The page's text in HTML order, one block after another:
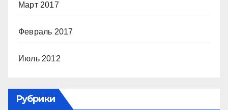
Март 2017
Февраль 2017
Июль 2012
Рубрики